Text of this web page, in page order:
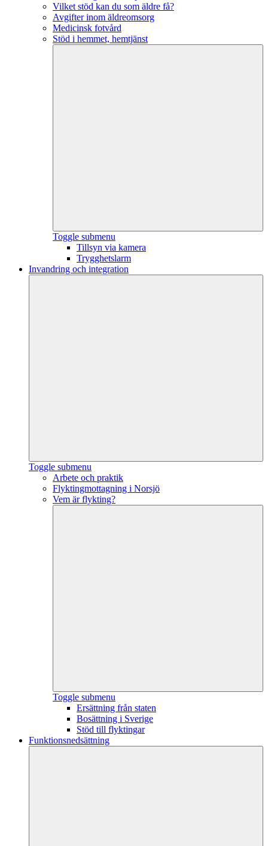
Vilket stöd kan du som äldre få?
Avgifter inom äldreomsorg
Medicinsk fotvård
Stöd i hemmet, hemtjänst
Toggle submenu
Tillsyn via kamera
Trygghetslarm
Invandring och integration
Toggle submenu
Arbete och praktik
Flyktingmottagning i Norsjö
Vem är flykting?
Toggle submenu
Ersättning från staten
Bosättning i Sverige
Stöd till flyktingar
Funktionsnedsättning